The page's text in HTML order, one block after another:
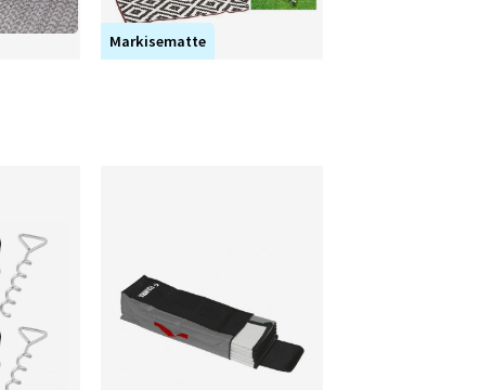
Markisematte